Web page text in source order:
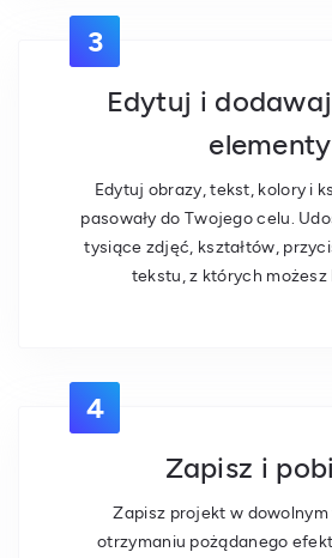
3
Edytuj i
elementy
Edytuj obrazy, tekst, kolory i
pasowały do Twojego celu.
tysiące zdjęć, kształtów,
tekstu, z których
4
Zapisz i
Zapisz projekt w
otrzymaniu pożądanego